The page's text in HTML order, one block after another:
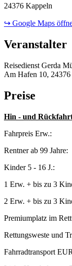
24376 Kappeln
↪ Google Maps
Veranstalter
Reisedienst Gerda
Am Hafen 10,
Preise
Hin - und
Fahrpreis Erw.:
Rentner ab 99
Kinder 5 - 16 J.:
1 Erw. + bis zu 3
2 Erw. + bis zu 3
Premiumplatz im
Rettungsweste und
Fahrradtransport